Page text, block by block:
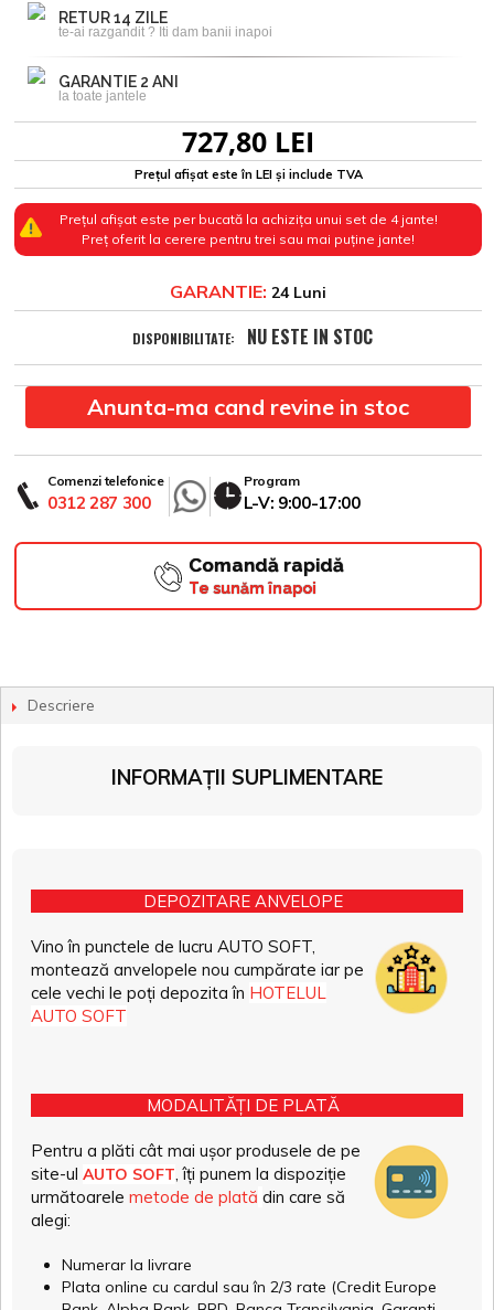
RETUR 14 ZILE
te-ai razgandit ? Iti dam banii inapoi
GARANTIE 2 ANI
la toate jantele
727,80 LEI
Prețul afișat este în LEI și include TVA
Prețul afișat este per bucată la achizița unui set de 4 jante!
Preț oferit la cerere pentru trei sau mai puține jante!
GARANTIE: 24 Luni
DISPONIBILITATE: NU ESTE IN STOC
Anunta-ma cand revine in stoc
Comenzi telefonice
0312 287 300
Program
L-V: 9:00-17:00
Comandă rapidă
Te sunăm înapoi
Descriere
INFORMAȚII SUPLIMENTARE
DEPOZITARE ANVELOPE
Vino în punctele de lucru AUTO SOFT,
montează anvelopele nou cumpărate iar pe
cele vechi le poți depozita în HOTELUL
AUTO SOFT
MODALITĂȚI DE PLATĂ
Pentru a plăti cât mai ușor produsele de pe
site-ul AUTO SOFT, îți punem la dispoziție
următoarele metode de plată din care să
alegi:
Numerar la livrare
Plata online cu cardul sau în 2/3 rate (Credit Europe